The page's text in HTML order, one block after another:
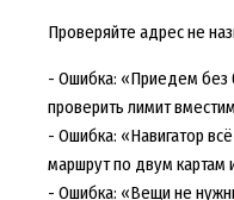
Проверяйте адрес не
- Ошибка: «Приедем без
проверить лимит
- Ошибка: «Навигатор
маршрут по двум картам
- Ошибка: «Вещи не